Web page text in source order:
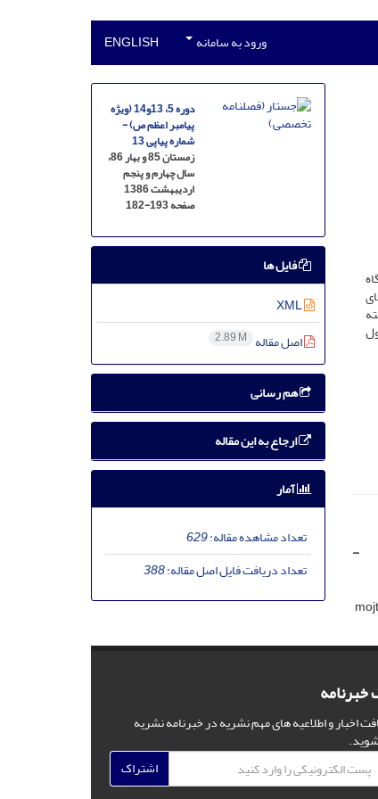
ورود به سامانه ENGLISH
-
دوره 5، 13و14 (ویژه
پیامبر اعظم ص) -
شماره پیاپی 13
زمستان 85 و بهار 86،
سال چهارم و پنجم
اردیبهشت 1386
صفحه182-193
فایل ها
XML
اصل مقاله 2.89 M
هم رسانی
ارجاع به این مقاله
آمار
تعداد مشاهده مقاله:629
تعداد دریافت فایل اصل مقاله:388
خبرنامه
اخبار و اطلاعیه های مهم نشریه در خبرنامه نشریه
اشتراک